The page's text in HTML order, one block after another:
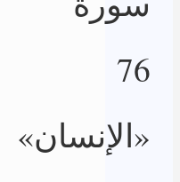
76
«الإنسان»